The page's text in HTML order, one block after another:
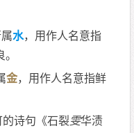
水，用作人名意指
金，用作人名意指鲜
诗句《石裂雯华渍